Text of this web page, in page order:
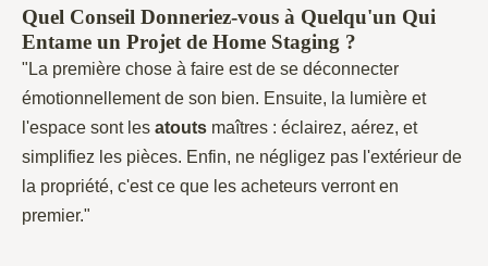
Quel Conseil Donneriez-vous à Quelqu'un Qui
Entame un Projet de Home Staging ?
"La première chose à faire est de se déconnecter
émotionnellement de son bien. Ensuite, la lumière et
l'espace sont les atouts maîtres : éclairez, aérez, et
simplifiez les pièces. Enfin, ne négligez pas l'extérieur de
la propriété, c'est ce que les acheteurs verront en
premier."